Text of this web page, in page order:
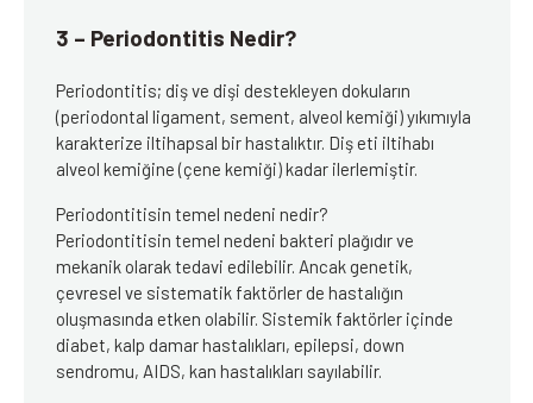
3 – Periodontitis Nedir?
Periodontitis; diş ve dişi destekleyen dokuların
(periodontal ligament, sement, alveol kemiği) yıkımıyla
karakterize iltihapsal bir hastalıktır. Diş eti iltihabı
alveol kemiğine (çene kemiği) kadar ilerlemiştir.
Periodontitisin temel nedeni nedir?
Periodontitisin temel nedeni bakteri plağıdır ve
mekanik olarak tedavi edilebilir. Ancak genetik,
çevresel ve sistematik faktörler de hastalığın
oluşmasında etken olabilir. Sistemik faktörler içinde
diabet, kalp damar hastalıkları, epilepsi, down
sendromu, AIDS, kan hastalıkları sayılabilir.